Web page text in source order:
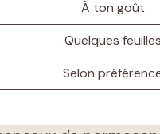
À ton goût
Quelques feuilles
Selon